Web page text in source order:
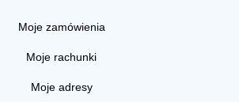
Moje zamówienia
Moje rachunki
Moje adresy